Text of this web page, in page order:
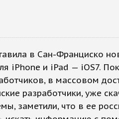
в Сан-Франциско
iPhone и iPad — iOS7.
в массовом
разработчики, уже
заметили, что в ее